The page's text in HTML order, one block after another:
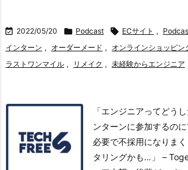
 2022/05/20  Podcast  ECサイト ,
インターン , オーダーメード , オンラインショッピン
ラストワンマイル , リメイク , 未経験からエンジニア
「エンジニアってどう
ンターンに参加するの
必要で不採用になりま
タリングかも…」 –